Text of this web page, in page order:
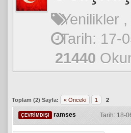
Yenilikler ,
Tarih: 17-
21440
Toplam (2) Sayfa: « Önceki 1 2
ÇEVRIMDIŞI ramses Tarih: 18-